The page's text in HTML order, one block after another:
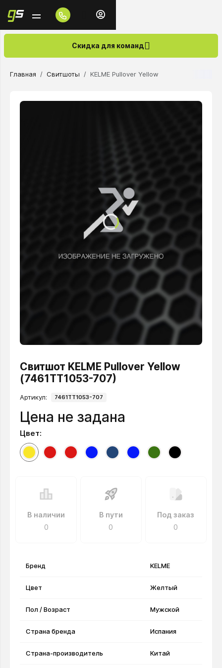
Скидка для команд
Главная Свитшоты KELME Pullover Yellow
Свитшот KELME Pullover Yellow
(7461TT1053-707)
Артикул: 7461TT1053-707
Цена не задана
Цвет:
В наличии
0
В пути
0
Под заказ
0
Бренд KELME
Цвет Желтый
Пол / Возраст Мужской
Страна бренда Испания
Страна-производитель Китай